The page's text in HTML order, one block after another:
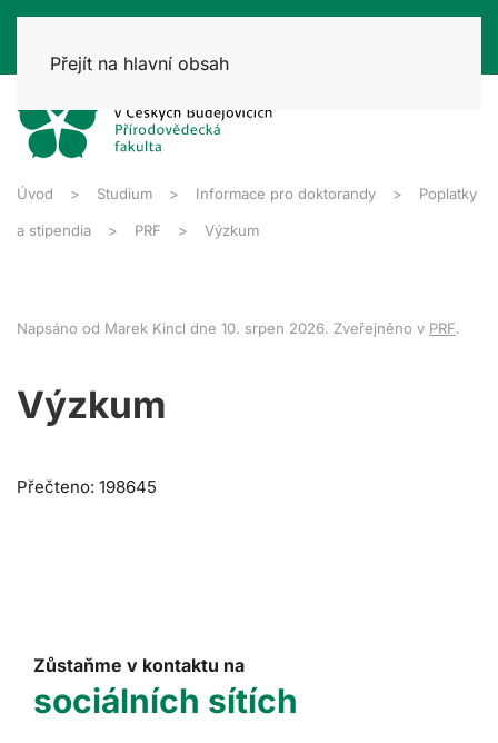
Přejít na hlavní obsah
Úvod Studium Informace pro doktorandy Poplatky
a stipendia PRF Výzkum
Napsáno od Marek Kincl dne 10. srpen 2026. Zveřejněno v PRF.
Výzkum
Přečteno: 198645
Zůstaňme v kontaktu na
sociálních sítích